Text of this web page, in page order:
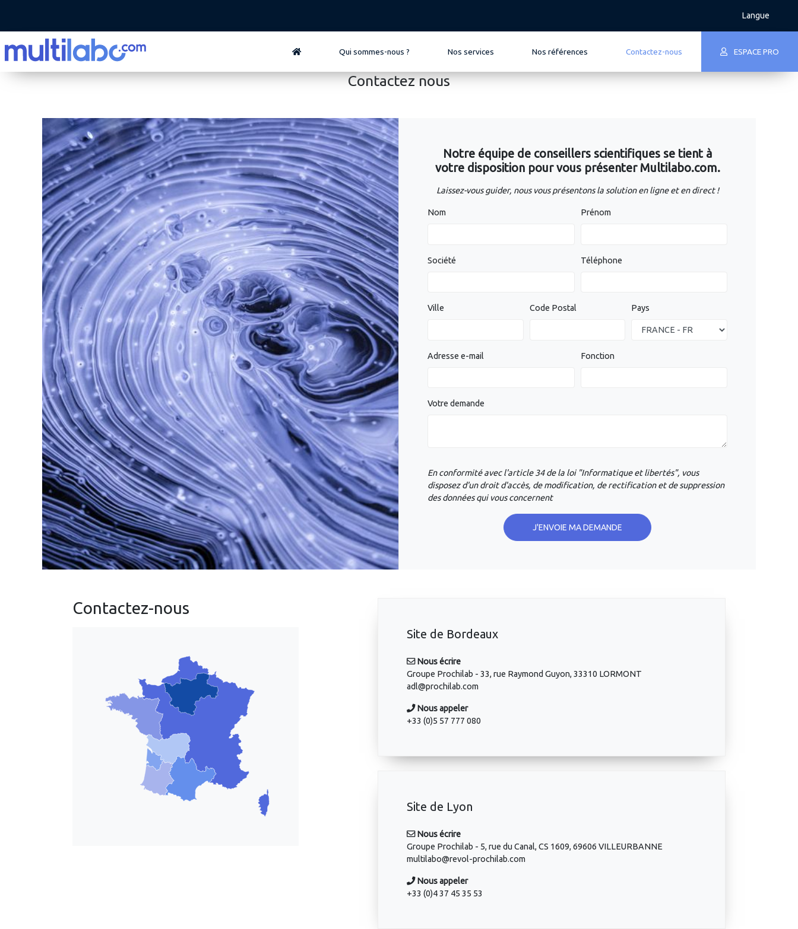
Langue
Qui sommes-nous ? Nos services Nos références Contactez-nous ESPACE PRO
Contactez nous
Notre équipe de conseillers scientifiques se tient à
votre disposition pour vous présenter Multilabo.com.
Laissez-vous guider, nous vous présentons la solution en ligne et en direct !
Nom Prénom
Société Téléphone
Ville Code Postal Pays
Adresse e-mail Fonction
Votre demande
En conformité avec l'article 34 de la loi "Informatique et libertés", vous
disposez d'un droit d'accès, de modification, de rectification et de suppression
des données qui vous concernent
J'ENVOIE MA DEMANDE
Contactez-nous
Site de Bordeaux
Nous écrire
Groupe Prochilab - 33, rue Raymond Guyon, 33310 LORMONT
adl@prochilab.com
Nous appeler
+33 (0)5 57 777 080
Site de Lyon
Nous écrire
Groupe Prochilab - 5, rue du Canal, CS 1609, 69606 VILLEURBANNE
multilabo@revol-prochilab.com
Nous appeler
+33 (0)4 37 45 35 53